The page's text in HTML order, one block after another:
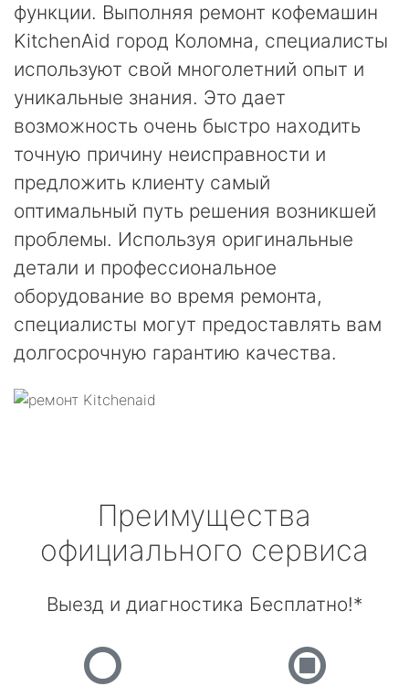
функции. Выполняя ремонт кофемашин
KitchenAid город Коломна, специалисты
используют свой многолетний опыт и
уникальные знания. Это дает
возможность очень быстро находить
точную причину неисправности и
предложить клиенту самый
оптимальный путь решения возникшей
проблемы. Используя оригинальные
детали и профессиональное
оборудование во время ремонта,
специалисты могут предоставлять вам
долгосрочную гарантию качества.
Преимущества
официального сервиса
Выезд и диагностика Бесплатно!*